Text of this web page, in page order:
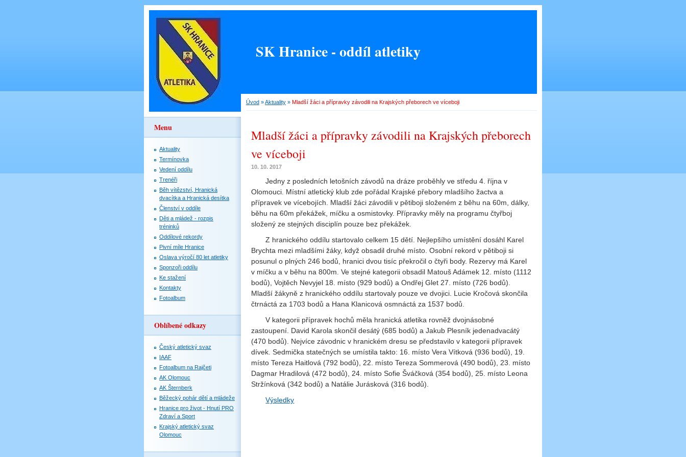
SK Hranice - oddíl atletiky
Úvod »Aktuality » Mladší žáci a přípravky závodili na Krajských přeborech ve víceboji
Mladší žáci a přípravky závodili na Krajských přeborech
ve víceboji
10. 10. 2017
Jedny z posledních letošních závodů na dráze proběhly ve středu 4. října v
Olomouci. Místní atletický klub zde pořádal Krajské přebory mladšího žactva a
přípravek ve vícebojích. Mladší žáci závodili v pětiboji složeném z běhu na 60m, dálky,
běhu na 60m překážek, míčku a osmistovky. Přípravky měly na programu čtyřboj
složený ze stejných disciplín pouze bez překážek.
Z hranického oddílu startovalo celkem 15 dětí. Nejlepšího umístění dosáhl Karel
Brychta mezi mladšími žáky, když obsadil druhé místo. Osobní rekord v pětiboji si
posunul o plných 246 bodů, hranici dvou tisíc překročil o čtyři body. Rezervy má Karel
v míčku a v běhu na 800m. Ve stejné kategorii obsadil Matouš Adámek 12. místo (1112
bodů), Vojtěch Nevyjel 18. místo (929 bodů) a Ondřej Glet 27. místo (726 bodů).
Mladší žákyně z hranického oddílu startovaly pouze ve dvojici. Lucie Kročová skončila
čtrnáctá za 1703 bodů a Hana Klanicová osmnáctá za 1537 bodů.
V kategorii přípravek hochů měla hranická atletika rovněž dvojnásobné
zastoupení. David Karola skončil desátý (685 bodů) a Jakub Plesník jedenadvacátý
(470 bodů). Nejvíce závodnic v hranickém dresu se představilo v kategorii přípravek
dívek. Sedmička statečných se umístila takto: 16. místo Vera Vítková (936 bodů), 19.
místo Tereza Haitlová (792 bodů), 22. místo Tereza Sommerová (490 bodů), 23. místo
Dagmar Hradilová (472 bodů), 24. místo Sofie Šváčková (354 bodů), 25. místo Leona
Stržínková (342 bodů) a Natálie Jurásková (316 bodů).
Výsledky
Menu
Aktuality
Termínovka
Vedení oddílu
Trenéři
Běh vítězství, Hranická
dvacítka a Hranická desítka
Členství v oddíle
Děti a mládež - rozpis
tréninků
Oddílové rekordy
Pivní míle Hranice
Oslava výročí 80 let atletiky
Sponzoři oddílu
Ke stažení
Kontakty
Fotoalbum
Oblíbené odkazy
Český atletický svaz
IAAF
Fotoalbum na Rajčeti
AK Olomouc
AK Šternberk
Běžecký pohár dětí a mládeže
Hranice pro život - Hnutí PRO
Zdraví a Sport
Krajský atletický svaz
Olomouc